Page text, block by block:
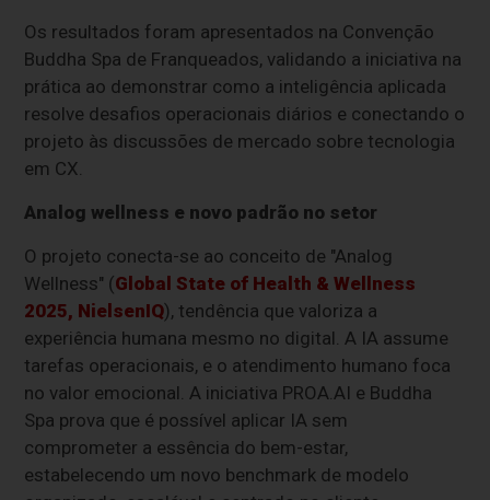
Os resultados foram apresentados na Convenção
Buddha Spa de Franqueados, validando a iniciativa na
prática ao demonstrar como a inteligência aplicada
resolve desafios operacionais diários e conectando o
projeto às discussões de mercado sobre tecnologia
em CX.
Analog wellness e novo padrão no setor
O projeto conecta-se ao conceito de "Analog
Wellness" (Global State of Health & Wellness
2025, NielsenIQ), tendência que valoriza a
experiência humana mesmo no digital. A IA assume
tarefas operacionais, e o atendimento humano foca
no valor emocional. A iniciativa PROA.AI e Buddha
Spa prova que é possível aplicar IA sem
comprometer a essência do bem-estar,
estabelecendo um novo benchmark de modelo